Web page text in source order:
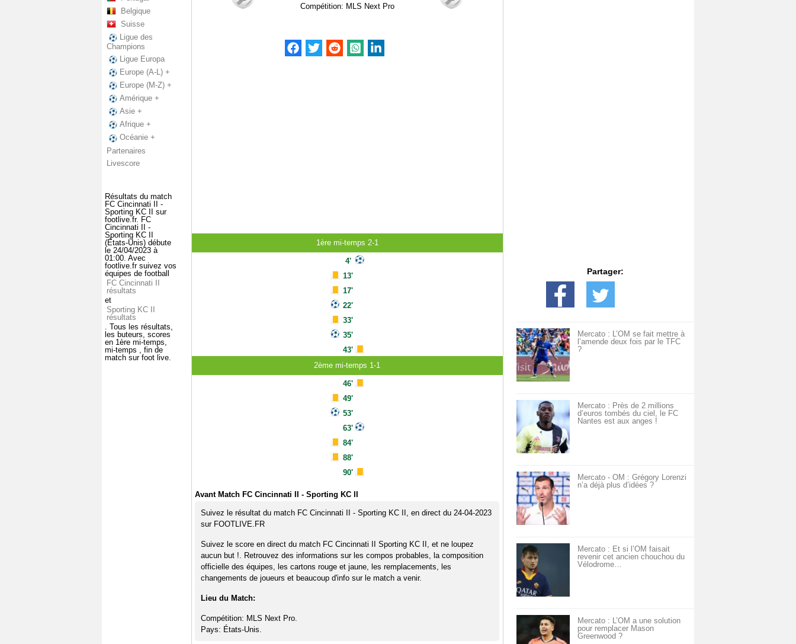
Belgique
Suisse
Ligue des
Champions
Ligue Europa
Europe (A-L) +
Europe (M-Z) +
Amérique +
Asie +
Afrique +
Océanie +
Partenaires
Livescore
Résultats du match
FC Cincinnati II -
Sporting KC II sur
footlive.fr. FC
Cincinnati II -
Sporting KC II
(États-Unis) débute
le 24/04/2023 à
01:00. Avec
footlive.fr suivez vos
équipes de football
FC Cincinnati II
résultats
et
Sporting KC II
résultats
. Tous les résultats,
les buteurs, scores
en 1ère mi-temps,
mi-temps , fin de
match sur foot live.
Compétition: MLS Next Pro
1ère mi-temps 2-1
4'
13'
17'
22'
33'
35'
43'
2ème mi-temps 1-1
46'
49'
53'
63'
84'
88'
90'
Avant Match FC Cincinnati II - Sporting KC II
Suivez le résultat du match FC Cincinnati II - Sporting KC II, en direct du 24-04-2023
sur FOOTLIVE.FR
Suivez le score en direct du match FC Cincinnati II Sporting KC II, et ne loupez
aucun but !. Retrouvez des informations sur les compos probables, la composition
officielle des équipes, les cartons rouge et jaune, les remplacements, les
changements de joueurs et beaucoup d'info sur le match a venir.
Lieu du Match:
Compétition: MLS Next Pro.
Pays: États-Unis.
Partager:
Mercato : L’OM se fait mettre à
l’amende deux fois par le TFC
?
Mercato : Près de 2 millions
d’euros tombés du ciel, le FC
Nantes est aux anges !
Mercato - OM : Grégory Lorenzi
n’a déjà plus d’idées ?
Mercato : Et si l’OM faisait
revenir cet ancien chouchou du
Vélodrome…
Mercato : L’OM a une solution
pour remplacer Mason
Greenwood ?